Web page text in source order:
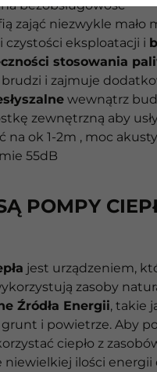
bezobsługowość
zająć niezwykle mało
czystości eksploatacji i
stosowania
i zajmuje
wewnątrz
zewnętrzną aby
na ok 1-2m , moc
55dB
POMPY
jest urządzeniem,
zasoby
Źródła Energii, takie
i powietrze. Aby
ciepło z
niewielkiej ilości